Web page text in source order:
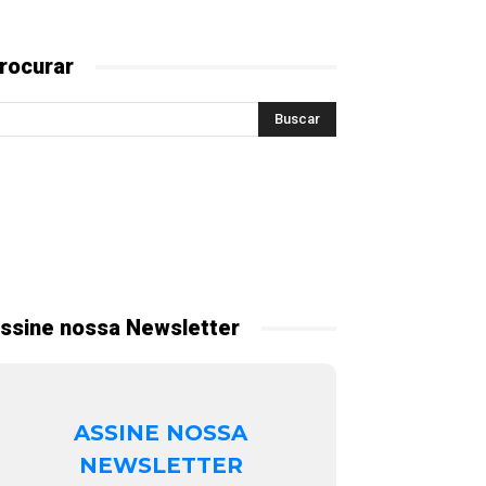
nossa Newsletter
ASSINE NOSSA
NEWSLETTER